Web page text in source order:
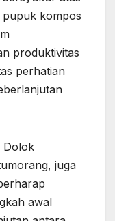
kompos
produktivitas
perhatian
Dolok
juga
awal